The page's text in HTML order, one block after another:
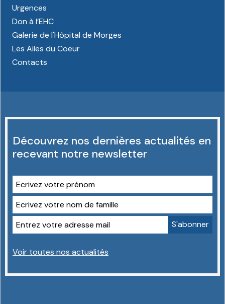
Urgences
Don à l’EHC
Galerie de l'Hôpital de Morges
Les Ailes du Coeur
Contacts
Découvrez nos dernières actualités en
recevant notre newsletter
Voir toutes nos actualités